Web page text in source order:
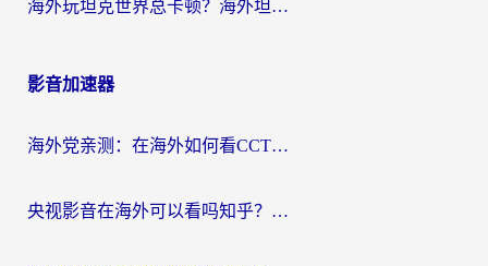
海外玩坦克世界总卡顿？海外坦克世界加速器有哪些？实测好用的选择在这里
影音加速器
海外党亲测：在海外如何看CCTV？告别“仅限大陆播放”的实用指南
央视影音在海外可以看吗知乎？留学生亲测：3步解决地域限制+追剧自由